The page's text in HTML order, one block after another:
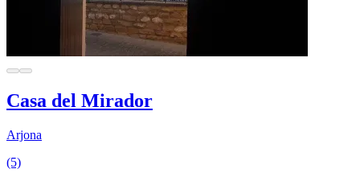
Casa del Mirador
Arjona
(5)